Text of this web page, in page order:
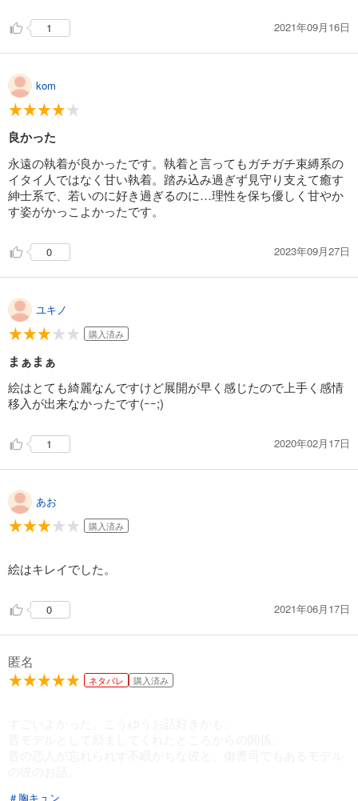
1 2021年09月16日
kom
良かった
永遠の執着が良かったです。執着と言ってもガチガチ束縛系の
イタイ人ではなく甘い執着。踏み込み過ぎず見守り支えて癒す
紳士系で、若いのに好き過ぎるのに…理性を保ち優しく甘やか
す姿がかっこよかったです。
0 2023年09月27日
ユキノ
購入済み
まぁまぁ
絵はとても綺麗なんですけど展開が早く感じたので上手く感情
移入が出来なかったです(ｰｰ;)
1 2020年02月17日
あお
購入済み
絵はキレイでした。
0 2021年06月17日
匿名
ネタバレ 購入済み
＃胸キュン